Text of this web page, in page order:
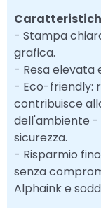
- Stampa
grafica.
- Resa elevata
- Eco-friendly:
contribuisce
dell'ambiente
sicurezza.
- Risparmio
senza
Alphaink e